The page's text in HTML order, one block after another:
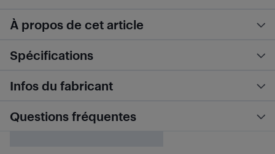
À propos de cet article
Spécifications
Infos du fabricant
Questions fréquentes